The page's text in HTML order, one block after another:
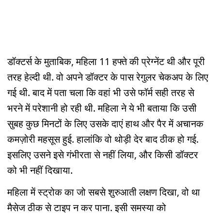
डॉक्टर्स के मुताबिक, महिला 11 हफ्ते की प्रेग्नेंट थी और पूरी
तरह हेल्दी थी. वो अपने डॉक्टर के पास रेगुलर चेकअप के लिए
गई थी. बाद में पता चला कि वहां भी उसे फॉर्म सही तरह से
भरने में परेशानी हो रही थी. महिला ने ये भी बताया कि उसी
सुबह कुछ मिनटों के लिए उसके दाएं हाथ और पैर में अचानक
कमज़ोरी महसूस हुई. हालांकि वो थोड़ी देर बाद ठीक हो गई.
इसलिए उसने इसे गंभीरता से नहीं लिया, और किसी डॉक्टर
को भी नहीं दिखाया.
महिला में स्ट्रोक का जो सबसे शुरुआती लक्षण दिखा, वो था
मैसेज ठीक से टाइप न कर पाना. इसी समस्या को